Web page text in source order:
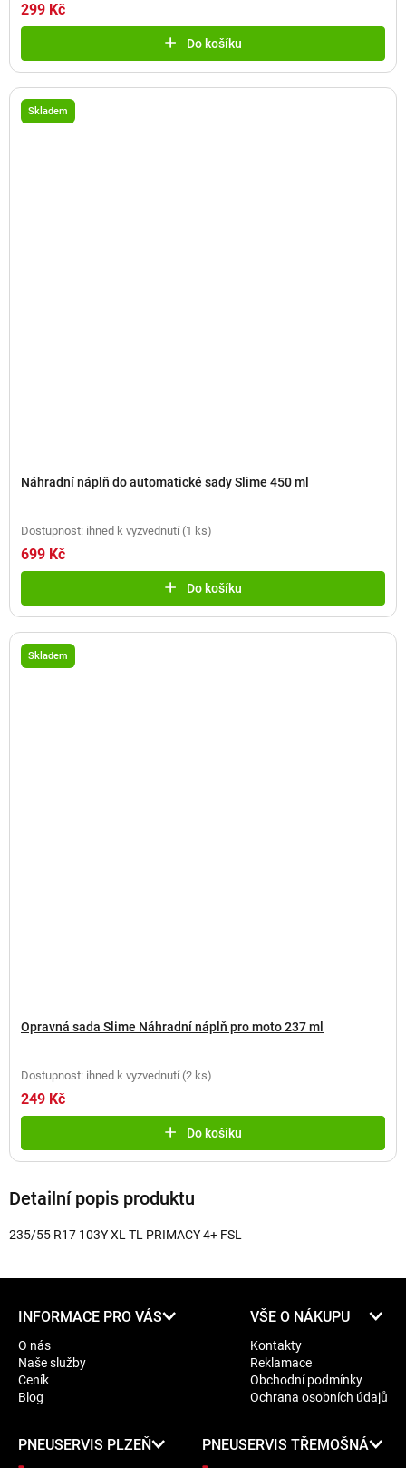
299 Kč
Do košíku
Skladem
Náhradní náplň do automatické sady Slime 450 ml
Dostupnost: ihned k vyzvednutí (1 ks)
699 Kč
Do košíku
Skladem
Opravná sada Slime Náhradní náplň pro moto 237 ml
Dostupnost: ihned k vyzvednutí (2 ks)
249 Kč
Do košíku
Detailní popis produktu
235/55 R17 103Y XL TL PRIMACY 4+ FSL
INFORMACE PRO VÁS
O nás
Naše služby
Ceník
Blog
VŠE O NÁKUPU
Kontakty
Reklamace
Obchodní podmínky
Ochrana osobních údajů
PNEUSERVIS PLZEŇ PNEUSERVIS TŘEMOŠNÁ